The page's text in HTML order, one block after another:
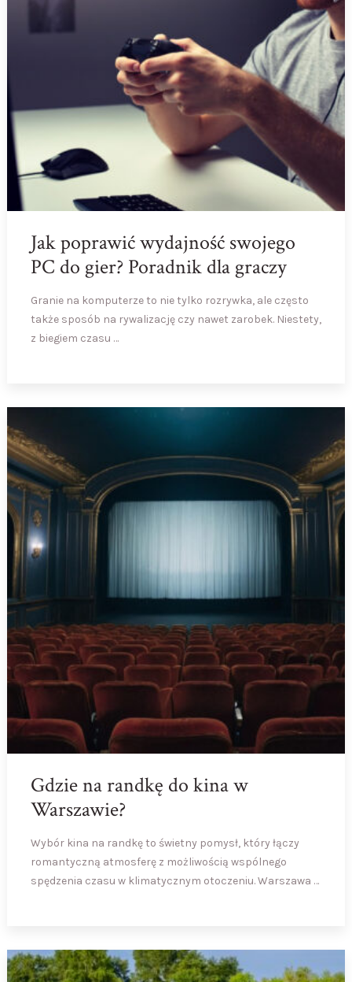
Jak poprawić wydajność swojego
PC do gier? Poradnik dla graczy
Granie na komputerze to nie tylko rozrywka, ale często
także sposób na rywalizację czy nawet zarobek. Niestety,
z biegiem czasu …
Gdzie na randkę do kina w
Warszawie?
Wybór kina na randkę to świetny pomysł, który łączy
romantyczną atmosferę z możliwością wspólnego
spędzenia czasu w klimatycznym otoczeniu. Warszawa …